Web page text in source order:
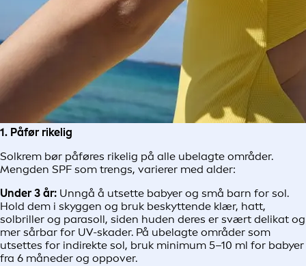
1. Påfør rikelig
Solkrem bør påføres rikelig på alle ubelagte områder.
Mengden SPF som trengs, varierer med alder:
Under 3 år: Unngå å utsette babyer og små barn for sol.
Hold dem i skyggen og bruk beskyttende klær, hatt,
solbriller og parasoll, siden huden deres er svært delikat og
mer sårbar for UV-skader. På ubelagte områder som
utsettes for indirekte sol, bruk minimum 5–10 ml for babyer
fra 6 måneder og oppover.